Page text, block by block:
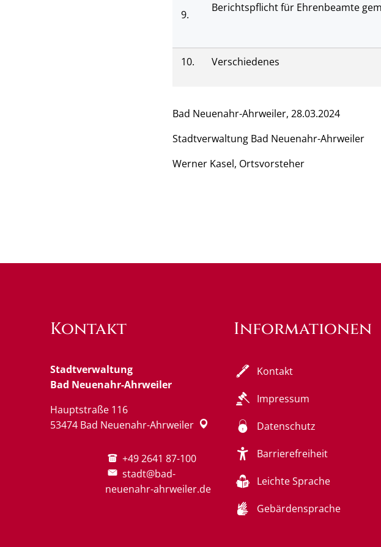
9.
Berichtspflicht für Ehrenbeamte
10. Verschiedenes
Bad Neuenahr-Ahrweiler, 28.03.2024
Stadtverwaltung Bad Neuenahr-Ahrweiler
Werner Kasel, Ortsvorsteher
Kontakt
Stadtverwaltung
Bad Neuenahr-Ahrweiler
Hauptstraße 116
53474 Bad Neuenahr-Ahrweiler
+49 2641 87-100
stadt@bad-
neuenahr-ahrweiler.de
Informationen
Kontakt
Impressum
Datenschutz
Barrierefreiheit
Leichte Sprache
Gebärdensprache